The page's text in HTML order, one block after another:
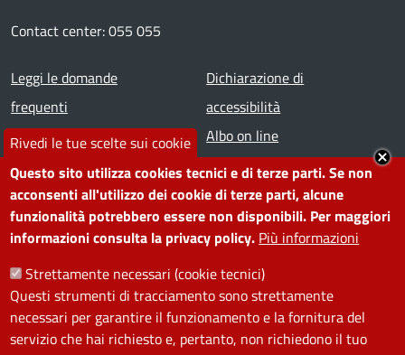
Rivedi le tue scelte sui cookie
Questo sito utilizza cookies tecnici e di terze parti. Se non
acconsenti all'utilizzo dei cookie di terze parti, alcune
funzionalità potrebbero essere non disponibili. Per maggiori
informazioni consulta la privacy policy. Più informazioni
Strettamente necessari (cookie tecnici)
Questi strumenti di tracciamento sono strettamente
necessari per garantire il funzionamento e la fornitura del
servizio che hai richiesto e, pertanto, non richiedono il tuo
Contact center: 055 055
Footer menu
Leggi le domande
frequenti
Prenota appuntamento
Segnala disservizio
Amministrazione
trasparente
Note legali
Dichiarazione di
accessibilità
Albo on line
Redazione web
Piano di miglioramento dei
servizi
Contatti
SEGUICI SU
Facebook
Instagram
YouTube
Telegram
WhatsApp
TwitterLinkedin